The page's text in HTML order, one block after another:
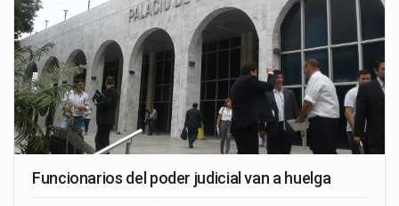
Funcionarios del poder judicial van a huelga